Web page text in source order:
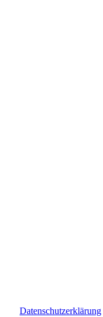
Datenschutzerklärung